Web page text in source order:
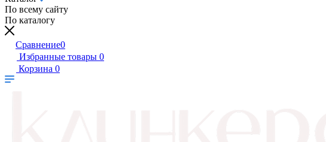
По всему сайту
По каталогу
Сравнение0
Избранные товары 0
Корзина 0